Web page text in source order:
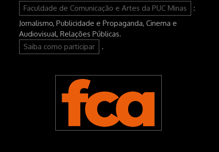
Faculdade de Comunicação e Artes da PUC Minas
:
Jornalismo, Publicidade e Propaganda, Cinema e
Audiovisual, Relações Públicas.
Saiba como participar
.